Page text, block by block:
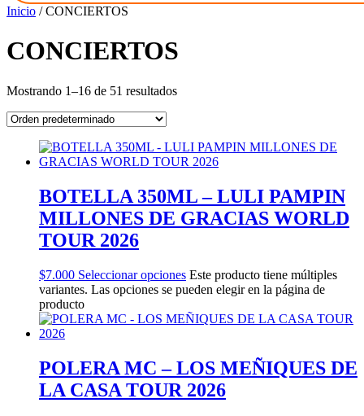
Inicio / CONCIERTOS
CONCIERTOS
Mostrando 1–16 de 51 resultados
BOTELLA 350ML – LULI PAMPIN
MILLONES DE GRACIAS WORLD
TOUR 2026
$7.000 Seleccionar opciones Este producto tiene múltiples
variantes. Las opciones se pueden elegir en la página de
producto
POLERA MC – LOS MEÑIQUES DE
LA CASA TOUR 2026